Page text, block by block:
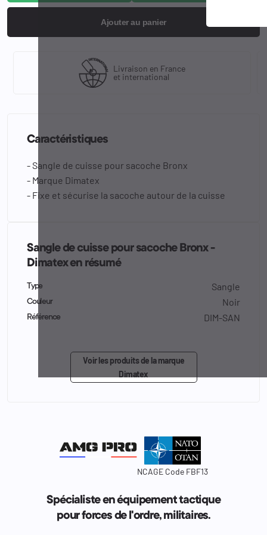
Ajouter au panier
Livraison en France
et international
Caractéristiques
- Sangle de cuisse pour sacoche Bronx
- Marque Dimatex
- Fixe et sécurise la sacoche autour de la cuisse
Sangle de cuisse pour sacoche Bronx -
Dimatex en résumé
Type Sangle
Couleur Noir
Référence DIM-SAN
Voir les produits de la marque
Dimatex
NCAGE Code FBF13
Spécialiste en équipement tactique
pour forces de l'ordre, militaires.